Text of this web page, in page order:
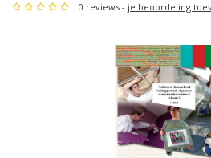
0 reviews - je beoordeling